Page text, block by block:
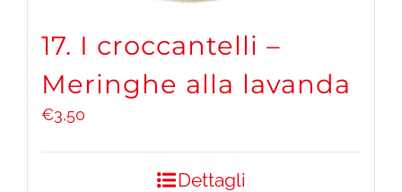
17. I croccantelli –
Meringhe alla lavanda
€3,50
Dettagli